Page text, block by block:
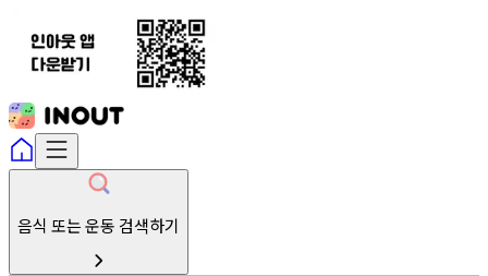
음식 또는 운동 검색하기